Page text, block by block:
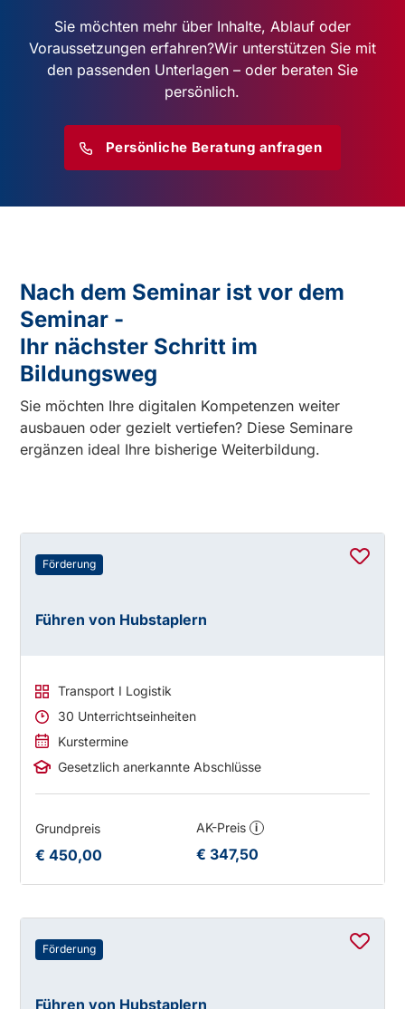
Sie möchten mehr über Inhalte, Ablauf oder
Voraussetzungen erfahren?Wir unterstützen Sie mit
den passenden Unterlagen – oder beraten Sie
persönlich.
Persönliche Beratung anfragen
Nach dem Seminar ist vor dem
Seminar -
Ihr nächster Schritt im
Bildungsweg
Sie möchten Ihre digitalen Kompetenzen weiter
ausbauen oder gezielt vertiefen? Diese Seminare
ergänzen ideal Ihre bisherige Weiterbildung.
Förderung
Führen von Hubstaplern
Transport I Logistik
30 Unterrichtseinheiten
Kurstermine
Gesetzlich anerkannte Abschlüsse
Grundpreis
€ 450,00
AK-Preis i
€ 347,50
Förderung
Führen von Hubstaplern